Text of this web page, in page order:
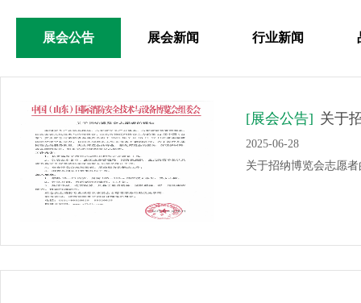
展会公告 展会新闻 行业新闻
[展会公告] 关于
2025-06-28
关于招纳博览会志愿